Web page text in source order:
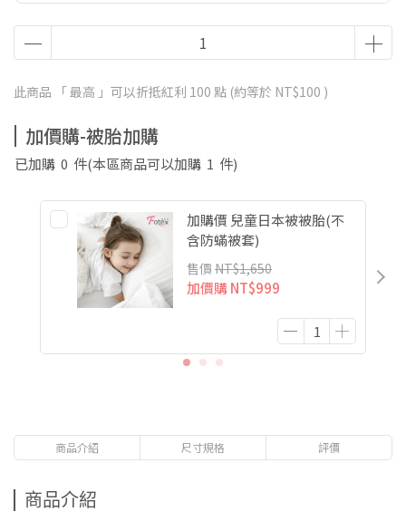
此商品 「 最高 」可以折抵紅利 100 點 (約等於 NT$100 )
加價購-被胎加購
已加購 0 件(本區商品可以加購 1 件)
加購價 兒童日本被被胎(不
含防蟎被套)
售價 NT$1,650
加價購NT$999
商品介紹 尺寸規格 評價
商品介紹